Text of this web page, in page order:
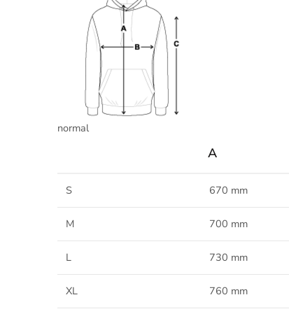
normal
A
S 670 mm
M 700 mm
L 730 mm
XL 760 mm